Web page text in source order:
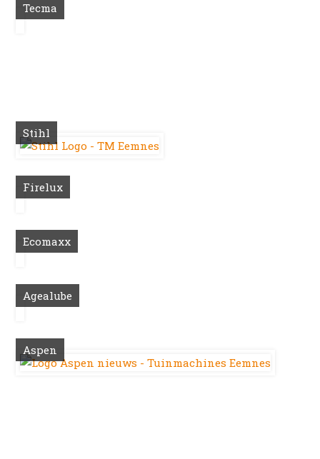
Tecma
Stihl
Firelux
Ecomaxx
Agealube
Aspen